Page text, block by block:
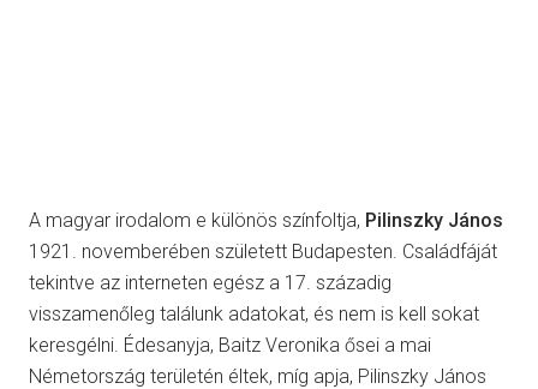
A magyar irodalom e különös színfoltja, Pilinszky János
1921. novemberében született Budapesten. Családfáját
tekintve az interneten egész a 17. századig
visszamenőleg találunk adatokat, és nem is kell sokat
keresgélni. Édesanyja, Baitz Veronika ősei a mai
Németország területén éltek, míg apja, Pilinszky János